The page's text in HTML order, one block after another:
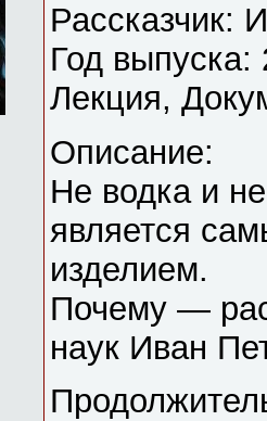
Рассказчик:
Год выпуска:
Лекция,
Описание:
Не водка и
является
изделием.
Почему —
наук Иван